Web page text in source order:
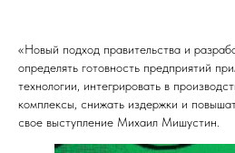
«Новый подход правительства и
определять готовность предприятий
технологии, интегрировать в
комплексы, снижать издержки и
свое выступление Михаил Мишустин.